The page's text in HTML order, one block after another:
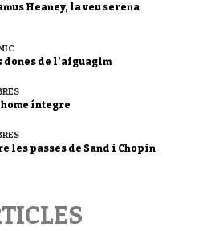
Heaney, la veu serena
dones de l’aiguagim
home íntegre
les passes de Sand i Chopin